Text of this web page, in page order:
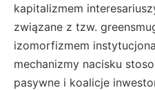
kapitalizmem
związane z tzw.
izomorfizmem
mechanizmy nacisku
pasywne i koalicje